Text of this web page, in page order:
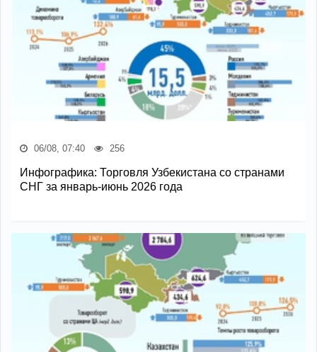
06/08, 07:40 256
Инфографика: Торговля Узбекистана со странами
СНГ за январь-июнь 2026 года